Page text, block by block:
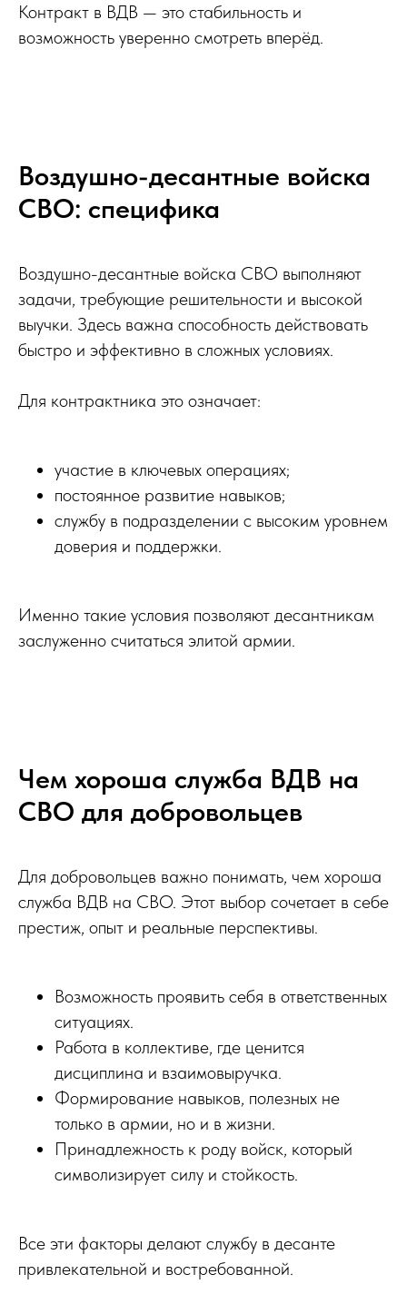
Контракт в ВДВ — это стабильность и
возможность уверенно смотреть вперёд.
Воздушно-десантные войска
СВО: специфика
Воздушно-десантные войска СВО выполняют
задачи, требующие решительности и высокой
выучки. Здесь важна способность действовать
быстро и эффективно в сложных условиях.
Для контрактника это означает:
участие в ключевых операциях;
постоянное развитие навыков;
службу в подразделении с высоким уровнем
доверия и поддержки.
Именно такие условия позволяют десантникам
заслуженно считаться элитой армии.
Чем хороша служба ВДВ на
СВО для добровольцев
Для добровольцев важно понимать, чем хороша
служба ВДВ на СВО. Этот выбор сочетает в себе
престиж, опыт и реальные перспективы.
Возможность проявить себя в ответственных
ситуациях.
Работа в коллективе, где ценится
дисциплина и взаимовыручка.
Формирование навыков, полезных не
только в армии, но и в жизни.
Принадлежность к роду войск, который
символизирует силу и стойкость.
Все эти факторы делают службу в десанте
привлекательной и востребованной.